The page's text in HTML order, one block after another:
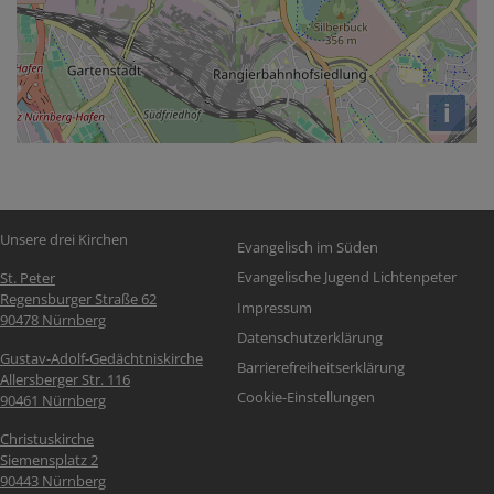
i
Unsere drei Kirchen
St. Peter
Regensburger Straße 62
90478 Nürnberg
Gustav-Adolf-Gedächtniskirche
Allersberger Str. 116
90461 Nürnberg
Christuskirche
Siemensplatz 2
90443 Nürnberg
Fußbereichsmenü
Evangelisch im Süden
Evangelische Jugend Lichtenpeter
Impressum
Datenschutzerklärung
Barrierefreiheitserklärung
Cookie-Einstellungen